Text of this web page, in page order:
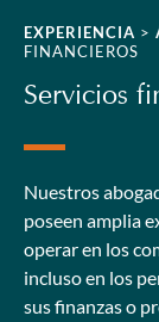
EXPERIENCIA >
FINANCIEROS
Servicios
Nuestros
poseen amplia
operar en los
incluso en los
sus finanzas o